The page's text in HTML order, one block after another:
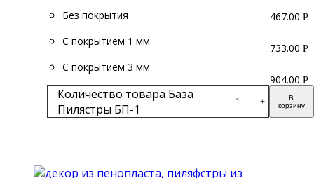
Без покрытия
С покрытием 1 мм
С покрытием 3 мм
- Количество товара База
Пилястры БП-1
+
В
корзину
467.00 Р
733.00 Р
904.00 Р